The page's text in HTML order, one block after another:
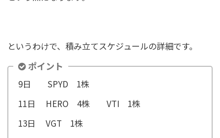
というわけで、積み立てスケジュールの詳細です。
ポイント
9日 SPYD 1株
11日 HERO 4株 VTI 1株
13日 VGT 1株